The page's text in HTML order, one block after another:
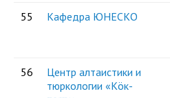
55 Кафедра ЮНЕСКО
56
Центр алтаистики и
тюркологии «Кöк-